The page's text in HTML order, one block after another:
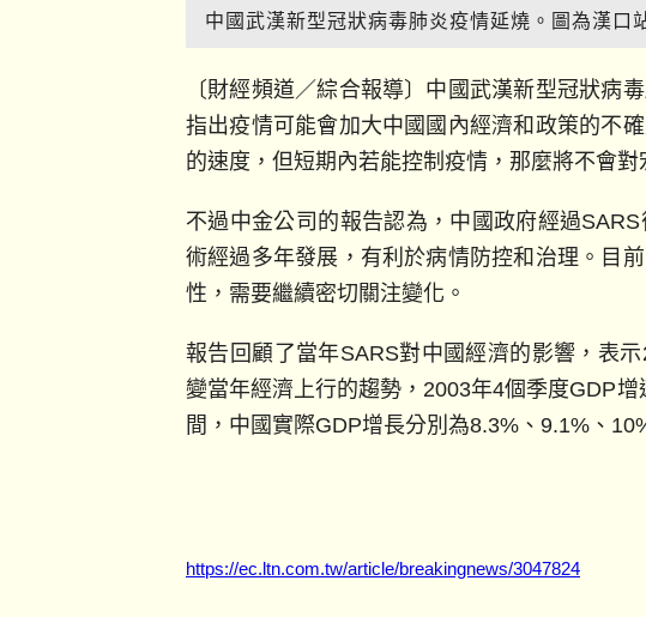
中國武漢新型冠狀病毒肺炎疫情延燒。圖為漢口
〔財經頻道／綜合報導〕中國武漢新型冠狀病
指出疫情可能會加大中國國內經濟和政策的不
的速度，但短期內若能控制疫情，那麼將不會對
不過中金公司的報告認為，中國政府經過
術經過多年發展，有利於病情防控和治理。目
性，需要繼續密切關注變化。
報告回顧了當年SARS對中國經濟的影響，表
變當年經濟上行的趨勢，2003年4個季度GDP
間，中國實際GDP增長分別為8.3%、9.1%、
https://ec.ltn.com.tw/article/breakingnews/3047824